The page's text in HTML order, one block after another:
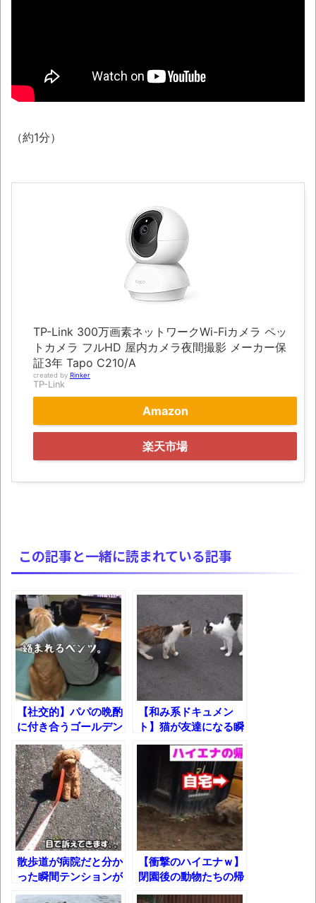
ｗｗｗｗｗｗｗｗｗｗｗｗｗｗｗｗ
50歳になりました
りスプレー”が詐欺丸出しだと話題にwwww
お前らの身体の悩み教えてくれ
『FF15』が発売10周年！ノクティスフィギ
ュアなどが当たる記念くじが登場です
ゃん
「アメリカのヤンキーがアジア人にケンカ
を売った結果ｗｗｗ」 ほか
【読書感想】山野辺太郎『いつか深い穴に
映画ちいかわ観に行ったので感想を書きま
す(若干ネタバレあり) 26/07/25
体験談：仕事で同じビルの中に入っている
グループ会社の嫁子 [ほのぼの]
葉月つばさちゃん、昔から見てるんだけど
かなりお姉さんになったね
壊れたエアコンと歌えないボク
バージョンアップ情報更新 AOMEI
Backupper Standard 8.3.0 などバージョンア
ップ
高嶋ちさ子、ダウン症の姉が暴行事件！事
件の一部始終と衝撃の結末
【呆然】北海道旅行ワイ「ウニイクラ丼特
盛で食うぞ！！！うおおおおおおお
お！！！！！」→結
果･････････････････････････････
【動画】カニ、ちょっかい出してきた陰に
ブチギレ
（約1分）
TP-Link 300万画素ネットワークWi-Fiカメラ ペッ
トカメラ フルHD 屋内カメラ夜間撮影 メーカー保
証3年 Tapo C210/A
created by Rinker
TP-Link
Amazon
楽天市場
この記事と一緒に読まれている記事
【社交的】パパの晩酌
に付き合うゴールデン
レトリバーw
【和み系ドキュメン
ト】猫が友達になる瞬
間
散歩道が病院だと分か
った瞬間テンションが
100→0になる犬ｗ
【衝撃のハイエナｗ】
閉園後の動物たちの帰
宅シーン！